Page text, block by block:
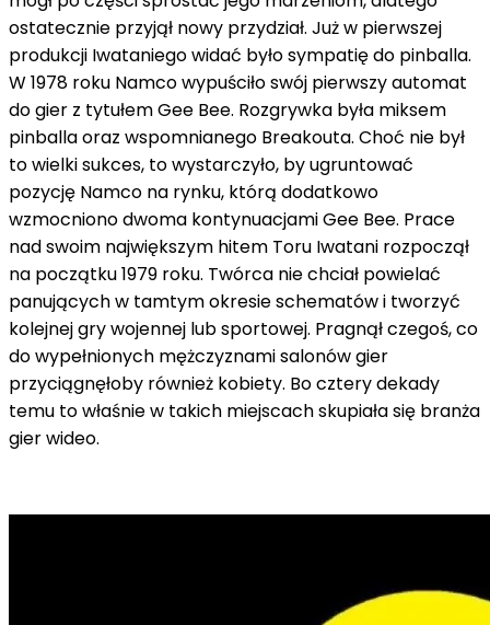
ostatecznie przyjął nowy przydział. Już w pierwszej
produkcji Iwataniego widać było sympatię do pinballa.
W 1978 roku Namco wypuściło swój pierwszy automat
do gier z tytułem Gee Bee. Rozgrywka była miksem
pinballa oraz wspomnianego Breakouta. Choć nie był
to wielki sukces, to wystarczyło, by ugruntować
pozycję Namco na rynku, którą dodatkowo
wzmocniono dwoma kontynuacjami Gee Bee. Prace
nad swoim największym hitem Toru Iwatani rozpoczął
na początku 1979 roku. Twórca nie chciał powielać
panujących w tamtym okresie schematów i tworzyć
kolejnej gry wojennej lub sportowej. Pragnął czegoś, co
do wypełnionych mężczyznami salonów gier
przyciągnęłoby również kobiety. Bo cztery dekady
temu to właśnie w takich miejscach skupiała się branża
gier wideo.